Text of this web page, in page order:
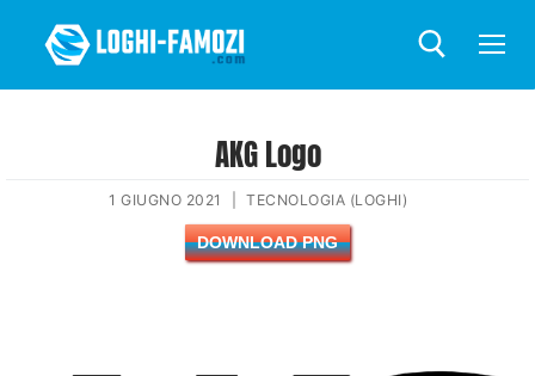
AKG Logo
1 GIUGNO 2021 TECNOLOGIA (LOGHI)
DOWNLOAD PNG